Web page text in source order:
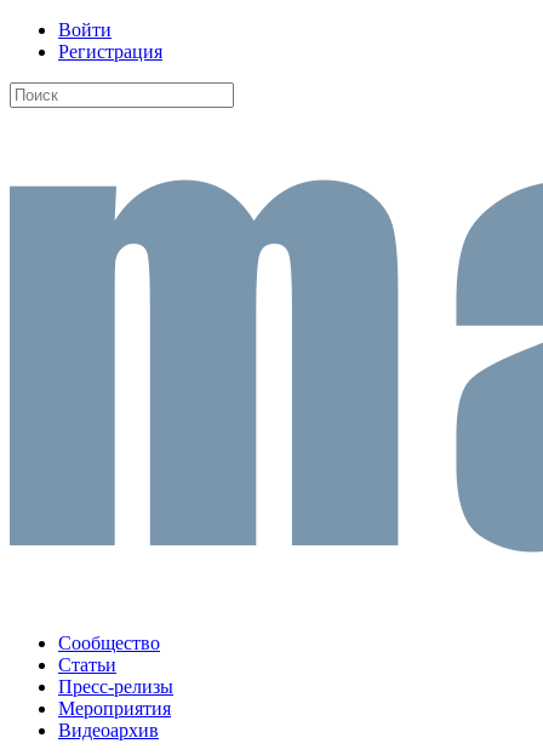
Войти
Регистрация
Сообщество
Статьи
Пресс-релизы
Мероприятия
Видеоархив